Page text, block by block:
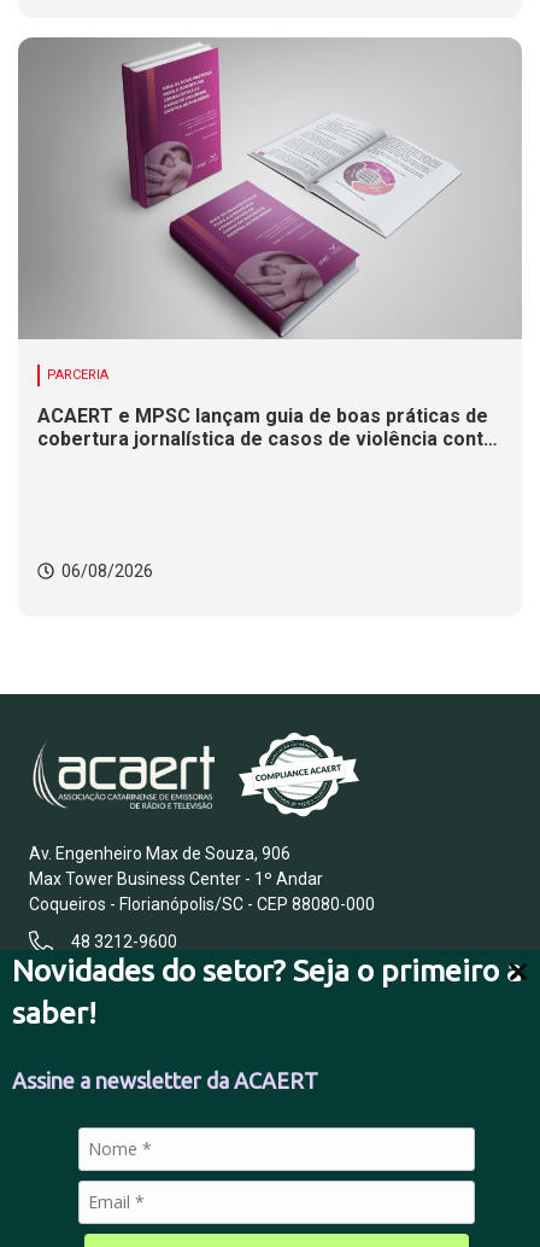
Novidades do setor? Seja o primeiro a
saber!
Assine a newsletter da ACAERT
PARCERIA
ACAERT e MPSC lançam guia de boas práticas de
cobertura jornalística de casos de violência contra
06/08/2026
Av. Engenheiro Max de Souza, 906
Max Tower Business Center - 1º Andar
Coqueiros - Florianópolis/SC - CEP 88080-000
48 3212-9600
FALE CONOSCO
POLÍTICA DE PRIVACIDADE